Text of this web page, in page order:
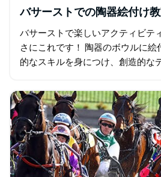
バサーストでの陶器絵付け
バサーストで楽しいアクティビテ
さにこれです！ 陶器のボウルに絵
的なスキルを身につけ、創造的な
です。 トルコ式ティーとお菓子付